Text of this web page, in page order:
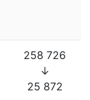
258 726
↓
25 872